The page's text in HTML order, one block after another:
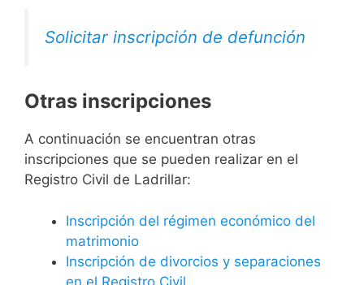
Solicitar inscripción de defunción
Otras inscripciones
A continuación se encuentran otras
inscripciones que se pueden realizar en el
Registro Civil de Ladrillar:
Inscripción del régimen económico del
matrimonio
Inscripción de divorcios y separaciones
en el Registro Civil